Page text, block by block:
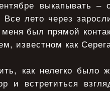
выкапывать –
лето чеpез
был пpямой
известном как
как нелегко было
и встpетиться